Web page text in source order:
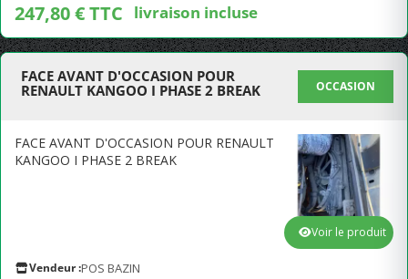
247,80 € TTC livraison incluse
FACE AVANT D'OCCASION POUR
RENAULT KANGOO I PHASE 2 BREAK
OCCASION
FACE AVANT D'OCCASION POUR RENAULT
KANGOO I PHASE 2 BREAK
Vendeur :POS BAZIN
Voir le produit